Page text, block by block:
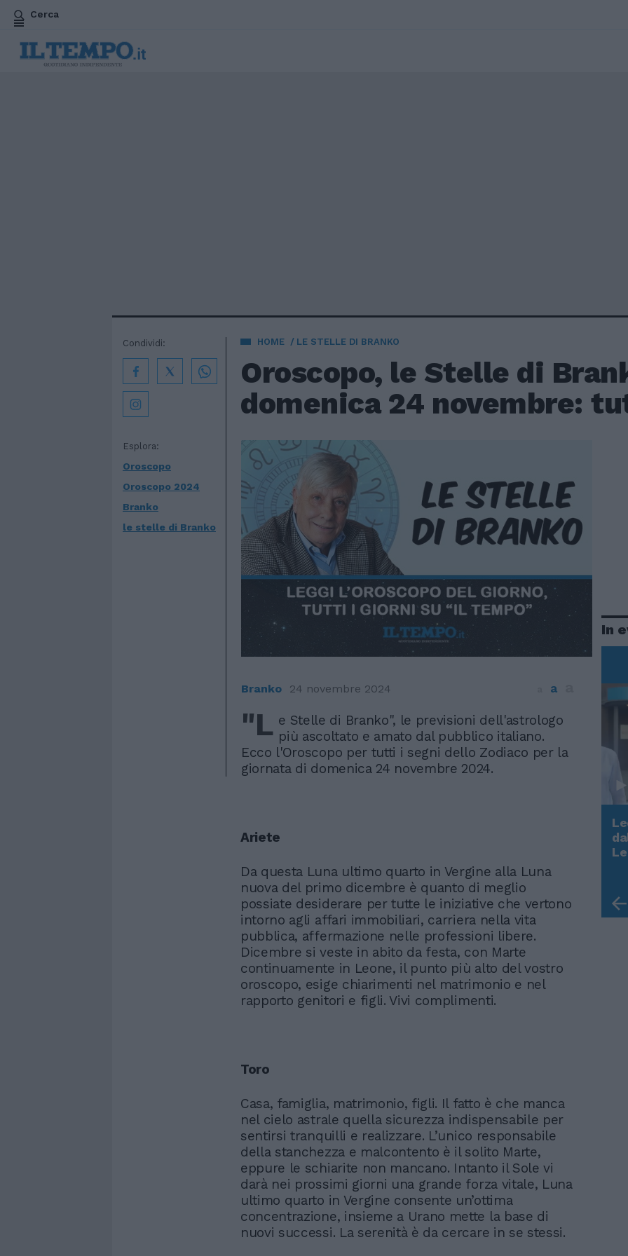
Cerca
HOME LE STELLE DI BRANKO
Oroscopo, le Stelle di
domenica 24 novembre:
Esplora:
Oroscopo
Oroscopo 2024
Branko
le stelle di Branko
Condividi:
Branko 24 novembre 2024 a
"L e Stelle di Branko", le previsioni dell'astrologo
più ascoltato e amato dal pubblico italiano.
Ecco l'Oroscopo per tutti i segni dello Zodiaco per la
giornata di domenica 24 novembre 2024.
Ariete
Da questa Luna ultimo quarto in Vergine alla Luna
nuova del primo dicembre è quanto di meglio
possiate desiderare per tutte le iniziative che vertono
intorno agli affari immobiliari, carriera nella vita
pubblica, affermazione nelle professioni libere.
Dicembre si veste in abito da festa, con Marte
continuamente in Leone, il punto più alto del vostro
oroscopo, esige chiarimenti nel matrimonio e nel
rapporto genitori e figli. Vivi complimenti.
Toro
Casa, famiglia, matrimonio, figli. Il fatto è che manca
nel cielo astrale quella sicurezza indispensabile per
sentirsi tranquilli e realizzare. L’unico responsabile
della stanchezza e malcontento è il solito Marte,
eppure le schiarite non mancano. Intanto il Sole vi
darà nei prossimi giorni una grande forza vitale, Luna
ultimo quarto in Vergine consente un’ottima
concentrazione, insieme a Urano mette la base di
nuovi successi. La serenità è da cercare in se stessi.
In
Trump, Meloni e la strategia
americana